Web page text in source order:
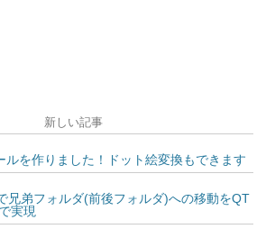
新しい記事
ルを作りました！ドット絵変換もできます
兄弟フォルダ(前後フォルダ)への移動をQT
実現